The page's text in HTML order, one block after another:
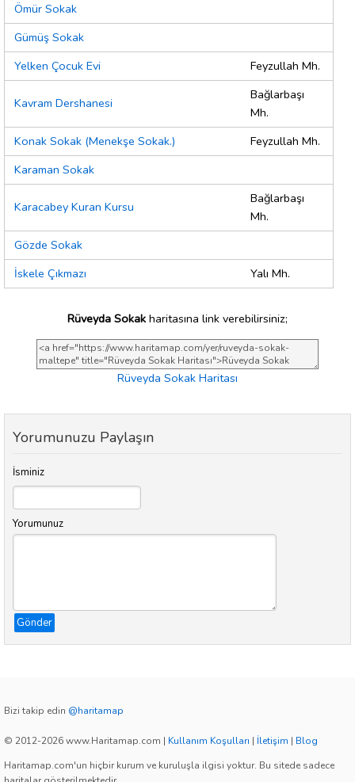
Ömür Sokak
Gümüş Sokak
Yelken Çocuk Evi
Feyzullah Mh.
Kavram Dershanesi
Bağlarbaşı
Mh.
Konak Sokak (Menekşe Sokak.)
Feyzullah Mh.
Karaman Sokak
Karacabey Kuran Kursu
Bağlarbaşı
Mh.
Gözde Sokak
İskele Çıkmazı
Yalı Mh.
Rüveyda Sokak haritasına link verebilirsiniz;
Rüveyda Sokak Haritası
Yorumunuzu Paylaşın
İsminiz
Yorumunuz
Gönder
Bizi takip edin @haritamap
© 2012-2026 www.Haritamap.com | Kullanım Koşulları | İletişim | Blog
Haritamap.com'un hiçbir kurum ve kuruluşla ilgisi yoktur. Bu sitede sadece